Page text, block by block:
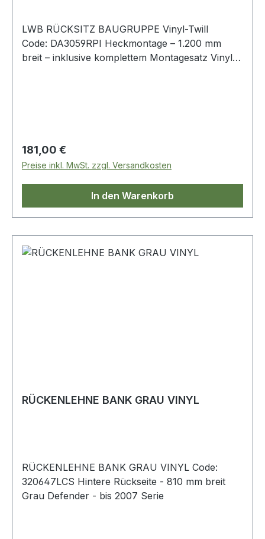
LWB RÜCKSITZ BAUGRUPPE Vinyl-Twill
Code: DA3059RPI Heckmontage – 1.200 mm
breit – inklusive komplettem Montagesatz Vinyl-
Regulärer Preis:
181,00 €
Preise inkl. MwSt. zzgl. Versandkosten
In den Warenkorb
RÜCKENLEHNE BANK GRAU VINYL
RÜCKENLEHNE BANK GRAU VINYL Code:
320647LCS Hintere Rückseite - 810 mm breit
Grau Defender - bis 2007 Serie